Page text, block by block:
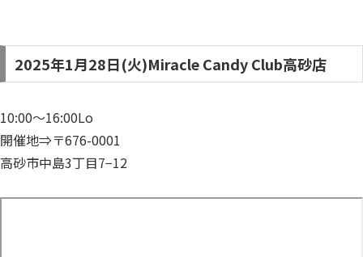
2025年1月28日(火)Miracle Candy Club高砂店
10:00～16:00Lo
開催地⇒〒676-0001
高砂市中島3丁目7−12